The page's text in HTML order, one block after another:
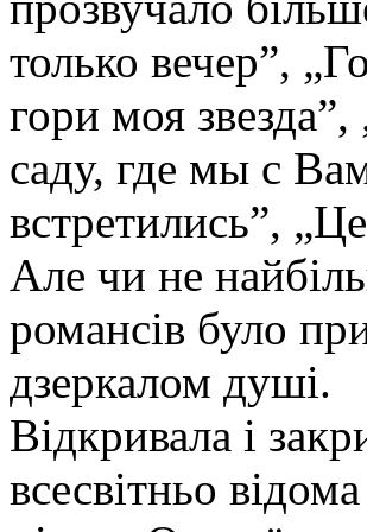
только вечер”,
гори моя
саду, где мы с
встретились”,
Але чи не
романсів було
дзеркалом душі.
Відкривала і
всесвітньо відома